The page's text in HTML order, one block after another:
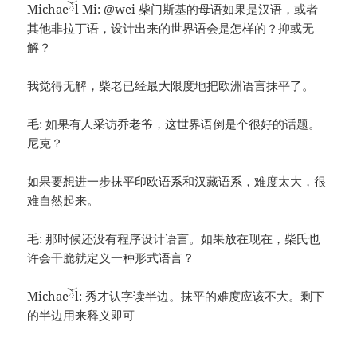
Michaeོl Mi: @wei 柴门斯基的母语如果是汉语，或者
其他非拉丁语，设计出来的世界语会是怎样的？抑或无
解？
我觉得无解，柴老已经最大限度地把欧洲语言抹平了。
毛: 如果有人采访乔老爷，这世界语倒是个很好的话题。
尼克？
如果要想进一步抹平印欧语系和汉藏语系，难度太大，很
难自然起来。
毛: 那时候还没有程序设计语言。如果放在现在，柴氏也
许会干脆就定义一种形式语言？
Michaeོl: 秀才认字读半边。抹平的难度应该不大。剩下
的半边用来释义即可